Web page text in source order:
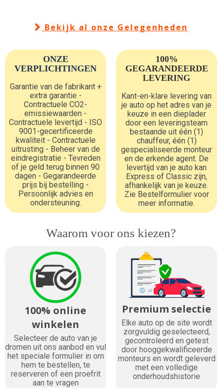
 Bekijk al onze Gelegenheden
ONZE
VERPLICHTINGEN
Garantie van de fabrikant +
extra garantie -
Contractuele CO2-
emissiewaarden -
Contractuele levertijd - ISO
9001-gecertificeerde
kwaliteit - Contractuele
uitrusting - Beheer van de
eindregistratie - Tevreden
of je geld terug binnen 90
dagen - Gegarandeerde
prijs bij bestelling -
Persoonlijk advies en
ondersteuning.
100%
GEGARANDEERDE
LEVERING
Kant-en-klare levering van
je auto op het adres van je
keuze in een dieplader
door een leveringsteam
bestaande uit één (1)
chauffeur, één (1)
gespecialiseerde monteur
en de erkende agent. De
levertijd van je auto kan
Express of Classic zijn,
afhankelijk van je keuze.
Zie Bestelformulier voor
meer informatie.
Waarom voor ons kiezen?
100% online
winkelen
Selecteer de auto van je
dromen uit ons aanbod en vul
het speciale formulier in om
hem te bestellen, te
reserveren of een proefrit
aan te vragen
Premium selectie
Elke auto op de site wordt
zorgvuldig geselecteerd,
gecontroleerd en getest
door hooggekwalificeerde
monteurs en wordt geleverd
met een volledige
onderhoudshistorie